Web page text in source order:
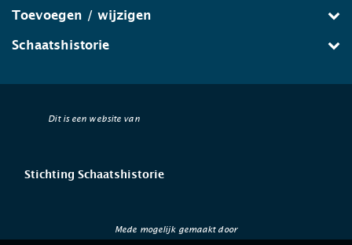
Toevoegen / wijzigen
Schaatshistorie
Dit is een website van
Stichting Schaatshistorie
Mede mogelijk gemaakt door